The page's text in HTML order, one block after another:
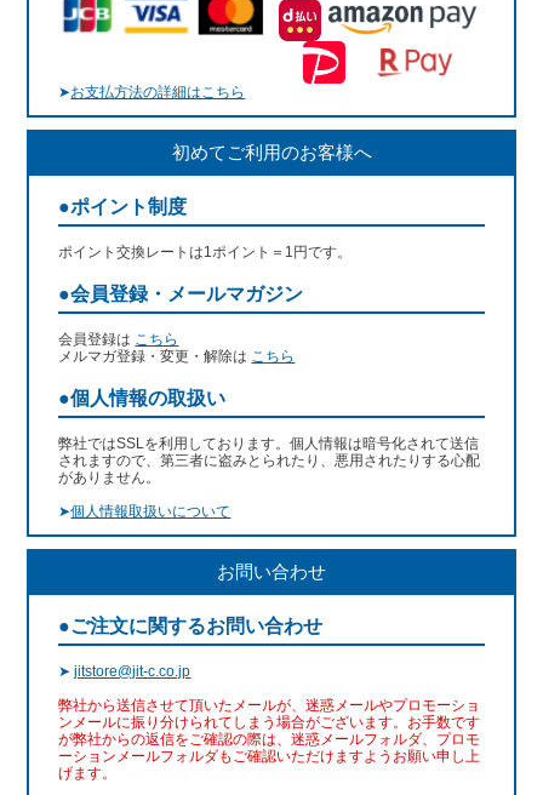
➤お支払方法の詳細はこちら
初めてご利用のお客様へ
●ポイント制度
ポイント交換レートは1ポイント＝1円です。
●会員登録・メールマガジン
会員登録は こちら
メルマガ登録・変更・解除は こちら
●個人情報の取扱い
弊社ではSSLを利用しております。個人情報は暗号化されて送信
されますので、第三者に盗みとられたり、悪用されたりする心配
がありません。
➤個人情報取扱いについて
お問い合わせ
●ご注文に関するお問い合わせ
➤jitstore@jit-c.co.jp
弊社から送信させて頂いたメールが、迷惑メールやプロモーショ
ンメールに振り分けられてしまう場合がございます。お手数です
が弊社からの返信をご確認の際は、迷惑メールフォルダ、プロモ
ーションメールフォルダもご確認いただけますようお願い申し上
げます。